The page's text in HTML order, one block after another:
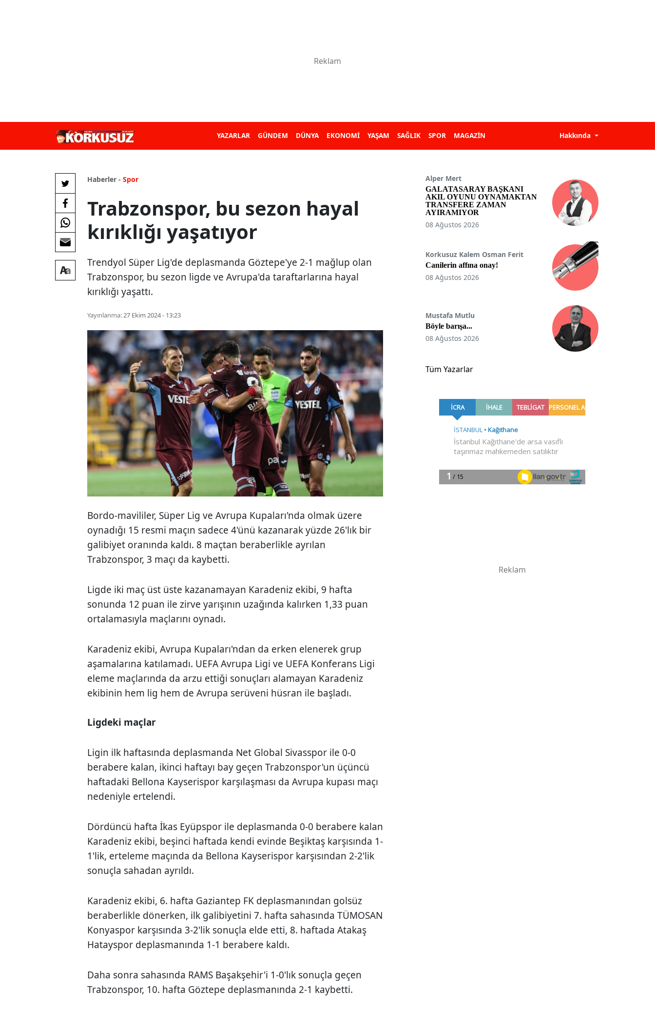
YAZARLAR GÜNDEM DÜNYA EKONOMİ YAŞAM SAĞLIK SPOR MAGAZİN Hakkında
Haberler - Spor
Trabzonspor, bu sezon hayal
kırıklığı yaşatıyor
Trendyol Süper Lig'de deplasmanda Göztepe'ye 2-1 mağlup olan
Trabzonspor, bu sezon ligde ve Avrupa'da taraftarlarına hayal
kırıklığı yaşattı.
Yayınlanma:27 Ekim 2024 - 13:23
Bordo-mavililer, Süper Lig ve Avrupa Kupaları'nda olmak üzere
oynadığı 15 resmi maçın sadece 4'ünü kazanarak yüzde 26'lık bir
galibiyet oranında kaldı. 8 maçtan beraberlikle ayrılan
Trabzonspor, 3 maçı da kaybetti.
Ligde iki maç üst üste kazanamayan Karadeniz ekibi, 9 hafta
sonunda 12 puan ile zirve yarışının uzağında kalırken 1,33 puan
ortalamasıyla maçlarını oynadı.
Karadeniz ekibi, Avrupa Kupaları'ndan da erken elenerek grup
aşamalarına katılamadı. UEFA Avrupa Ligi ve UEFA Konferans Ligi
eleme maçlarında da arzu ettiği sonuçları alamayan Karadeniz
ekibinin hem lig hem de Avrupa serüveni hüsran ile başladı.
Ligdeki maçlar
Ligin ilk haftasında deplasmanda Net Global Sivasspor ile 0-0
berabere kalan, ikinci haftayı bay geçen Trabzonspor'un üçüncü
haftadaki Bellona Kayserispor karşılaşması da Avrupa kupası maçı
nedeniyle ertelendi.
Dördüncü hafta İkas Eyüpspor ile deplasmanda 0-0 berabere kalan
Karadeniz ekibi, beşinci haftada kendi evinde Beşiktaş karşısında 1-
1'lik, erteleme maçında da Bellona Kayserispor karşısından 2-2'lik
sonuçla sahadan ayrıldı.
Karadeniz ekibi, 6. hafta Gaziantep FK deplasmanından golsüz
beraberlikle dönerken, ilk galibiyetini 7. hafta sahasında TÜMOSAN
Konyaspor karşısında 3-2'lik sonuçla elde etti, 8. haftada Atakaş
Hatayspor deplasmanında 1-1 berabere kaldı.
Daha sonra sahasında RAMS Başakşehir'i 1-0'lık sonuçla geçen
Trabzonspor, 10. hafta Göztepe deplasmanında 2-1 kaybetti.
Alper Mert
GALATASARAY BAŞKANI
AKIL OYUNU OYNAMAKTAN
TRANSFERE ZAMAN
AYIRAMIYOR
08 Ağustos 2026
Korkusuz Kalem Osman Ferit
Canilerin affına onay!
08 Ağustos 2026
Mustafa Mutlu
Böyle barışa...
08 Ağustos 2026
Tüm Yazarlar